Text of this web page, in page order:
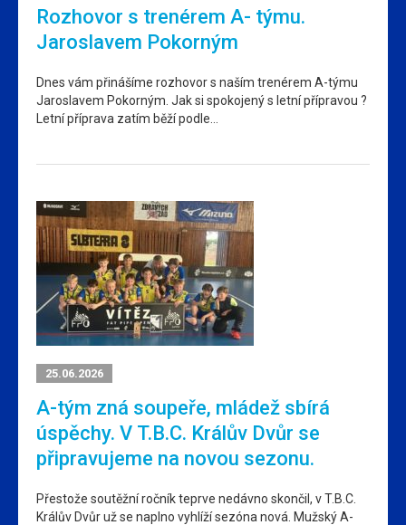
Rozhovor s trenérem A- týmu.
Jaroslavem Pokorným
Dnes vám přinášíme rozhovor s naším trenérem A-týmu
Jaroslavem Pokorným. Jak si spokojený s letní přípravou ?
Letní příprava zatím běží podle…
25.06.2026
A-tým zná soupeře, mládež sbírá
úspěchy. V T.B.C. Králův Dvůr se
připravujeme na novou sezonu.
Přestože soutěžní ročník teprve nedávno skončil, v T.B.C.
Králův Dvůr už se naplno vyhlíží sezóna nová. Mužský A-